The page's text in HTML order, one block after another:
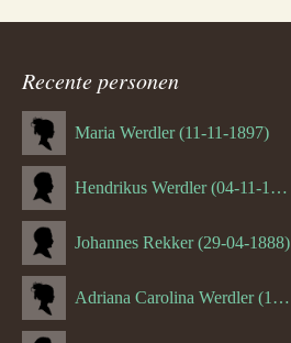
Recente personen
Maria Werdler (11-11-1897)
Hendrikus Werdler (04-11-1904)
Johannes Rekker (29-04-1888)
Adriana Carolina Werdler (18-02-1884)